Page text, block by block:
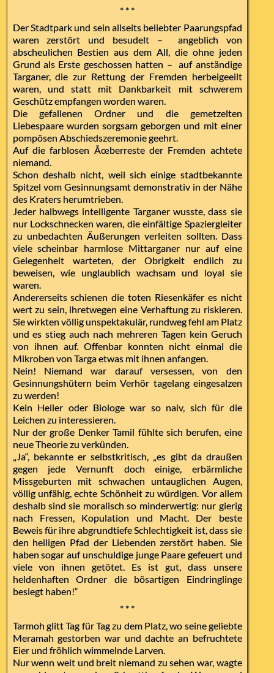
* * *
Der Stadtpark und sein allseits beliebter Paarungspfad
waren zerstört und besudelt – angeblich von
abscheulichen Bestien aus dem All, die ohne jeden
Grund als Erste geschossen hatten – auf anständige
Targaner, die zur Rettung der Fremden herbeigeeilt
waren, und statt mit Dankbarkeit mit schwerem
Geschütz empfangen worden waren.
Die gefallenen Ordner und die gemetzelten
Liebespaare wurden sorgsam geborgen und mit einer
pompösen Abschiedszeremonie geehrt.
Auf die farblosen Ãœberreste der Fremden achtete
niemand.
Schon deshalb nicht, weil sich einige stadtbekannte
Spitzel vom Gesinnungsamt demonstrativ in der Nähe
des Kraters herumtrieben.
Jeder halbwegs intelligente Targaner wusste, dass sie
nur Lockschnecken waren, die einfältige Spaziergleiter
zu unbedachten Äußerungen verleiten sollten. Dass
viele scheinbar harmlose Mittarganer nur auf eine
Gelegenheit warteten, der Obrigkeit endlich zu
beweisen, wie unglaublich wachsam und loyal sie
waren.
Andererseits schienen die toten Riesenkäfer es nicht
wert zu sein, ihretwegen eine Verhaftung zu riskieren.
Sie wirkten völlig unspektakulär, rundweg fehl am Platz
und es stieg auch nach mehreren Tagen kein Geruch
von ihnen auf. Offenbar konnten nicht einmal die
Mikroben von Targa etwas mit ihnen anfangen.
Nein! Niemand war darauf versessen, von den
Gesinnungshütern beim Verhör tagelang eingesalzen
zu werden!
Kein Heiler oder Biologe war so naiv, sich für die
Leichen zu interessieren.
Nur der große Denker Tamil fühlte sich berufen, eine
neue Theorie zu verkünden.
„Ja“, bekannte er selbstkritisch, „es gibt da draußen
gegen jede Vernunft doch einige, erbärmliche
Missgeburten mit schwachen untauglichen Augen,
völlig unfähig, echte Schönheit zu würdigen. Vor allem
deshalb sind sie moralisch so minderwertig: nur gierig
nach Fressen, Kopulation und Macht. Der beste
Beweis für ihre abgrundtiefe Schlechtigkeit ist, dass sie
den heiligen Pfad der Liebenden zerstört haben. Sie
haben sogar auf unschuldige junge Paare gefeuert und
viele von ihnen getötet. Es ist gut, dass unsere
heldenhaften Ordner die bösartigen Eindringlinge
besiegt haben!“
* * *
Tarmoh glitt Tag für Tag zu dem Platz, wo seine geliebte
Meramah gestorben war und dachte an befruchtete
Eier und fröhlich wimmelnde Larven.
Nur wenn weit und breit niemand zu sehen war, wagte